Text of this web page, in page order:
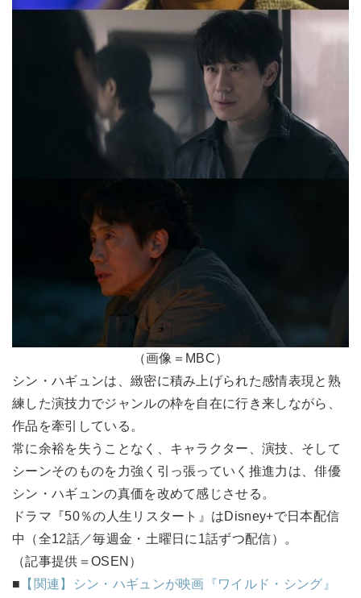
（画像＝MBC）
シン・ハギュンは、緻密に積み上げられた感情表現と熟
練した演技力でジャンルの枠を自在に行き来しながら、
作品を牽引している。
常に余裕を失うことなく、キャラクター、演技、そして
シーンそのものを力強く引っ張っていく推進力は、俳優
シン・ハギュンの真価を改めて感じさせる。
ドラマ『50％の人生リスタート』はDisney+で日本配信
中（全12話／毎週金・土曜日に1話ずつ配信）。
（記事提供＝OSEN）
■ 【関連】シン・ハギュンが映画『ワイルド・シング』